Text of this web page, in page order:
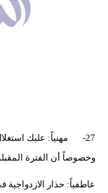
27- مهنياً: عليك
وخصوصاً أن الفترة
عاطفياً: حذار